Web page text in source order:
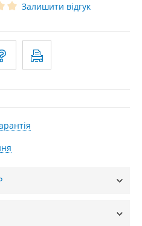
Залишити відгук